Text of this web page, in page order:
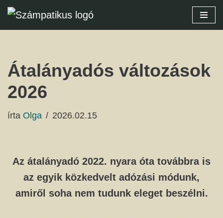
Skip
content
Átalányadós változások
2026
írta Olga 2026.02.15
Az átalányadó 2022. nyara óta továbbra is
az egyik közkedvelt adózási módunk,
amiről soha nem tudunk eleget beszélni.